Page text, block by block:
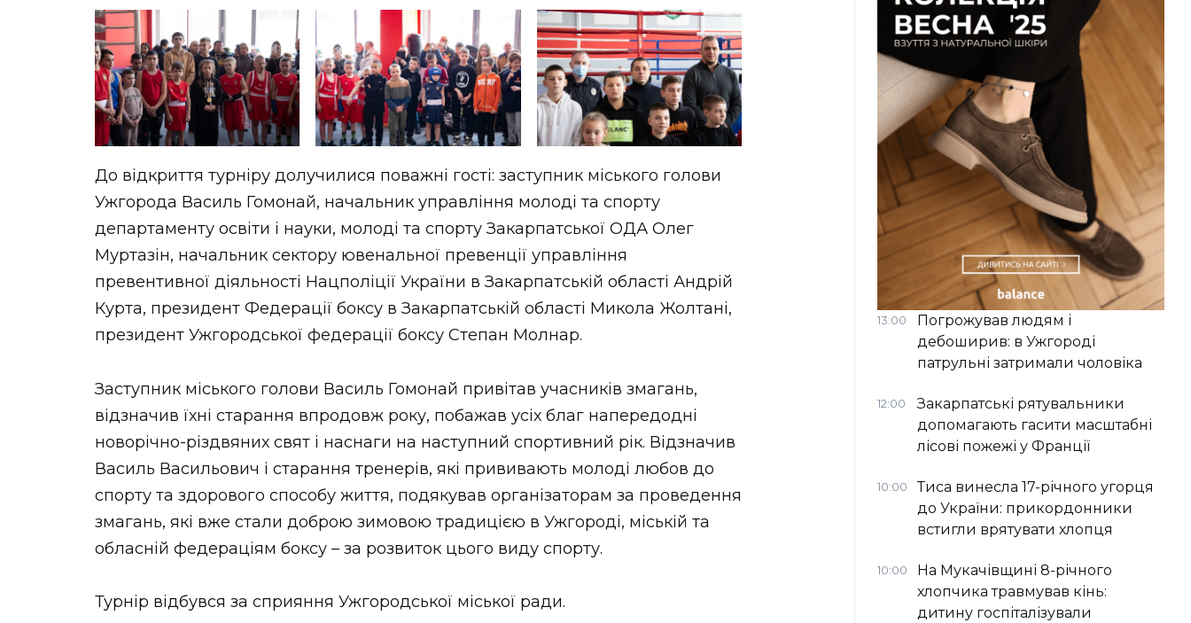
До відкриття турніру долучилися поважні гості: заступник міського голови
Ужгорода Василь Гомонай, начальник управління молоді та спорту
департаменту освіти і науки, молоді та спорту Закарпатської ОДА Олег
Муртазін, начальник сектору ювенальної превенції управління
превентивної діяльності Нацполіції України в Закарпатській області Андрій
Курта, президент Федерації боксу в Закарпатській області Микола Жолтані,
президент Ужгородської федерації боксу Степан Молнар.
Заступник міського голови Василь Гомонай привітав учасників змагань,
відзначив їхні старання впродовж року, побажав усіх благ напередодні
новорічно-різдвяних свят і наснаги на наступний спортивний рік. Відзначив
Василь Васильович і старання тренерів, які прививають молоді любов до
спорту та здорового способу життя, подякував організаторам за проведення
змагань, які вже стали доброю зимовою традицією в Ужгороді, міській та
обласній федераціям боксу – за розвиток цього виду спорту.
Турнір відбувся за сприяння Ужгородської міської ради.
13:00
Погрожував людям і
дебоширив: в Ужгороді
патрульні затримали чоловіка
12:00
Закарпатські рятувальники
допомагають гасити масштабні
лісові пожежі у Франції
10:00
Тиса винесла 17-річного угорця
до України: прикордонники
встигли врятувати хлопця
10:00
На Мукачівщині 8-річного
хлопчика травмував кінь:
дитину госпіталізували